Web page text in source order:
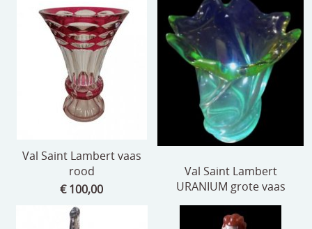
Val Saint Lambert vaas
rood
€ 100,00
Val Saint Lambert
URANIUM grote vaas